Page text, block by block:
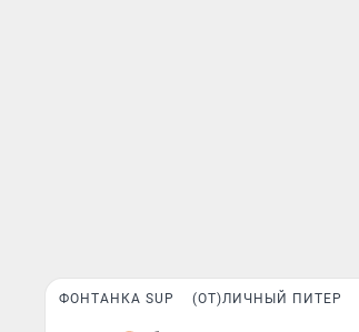
ФОНТАНКА SUP (ОТ)ЛИЧНЫЙ ПИТЕР